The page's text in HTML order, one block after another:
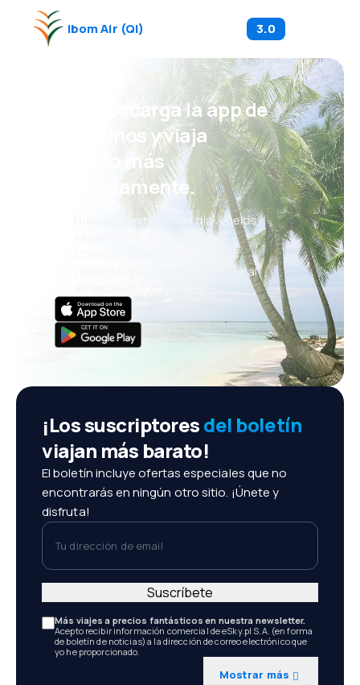
Ibom Air (QI) 3.0
¡Eh! Descarga la app de
eDestinos y viaja
incluso más
cómodamente.
Nuevas ofertas cada día: vuelos,
vacaciones, escapadas
Cómoda gestión de reservas
¡Todo lo que importa, siempre al
¡Los suscriptoresdel boletín
viajan más barato!
El boletín incluye ofertas especiales que no
encontrarás en ningún otro sitio. ¡Únete y
disfruta!
Tu dirección de email
Más viajes a precios fantásticos en nuestra newsletter.
Acepto recibir información comercial de eSky.pl S.A. (en forma
de boletín de noticias) a la dirección de correo electrónico que
yo he proporcionado.
Mostrar más
Suscríbete